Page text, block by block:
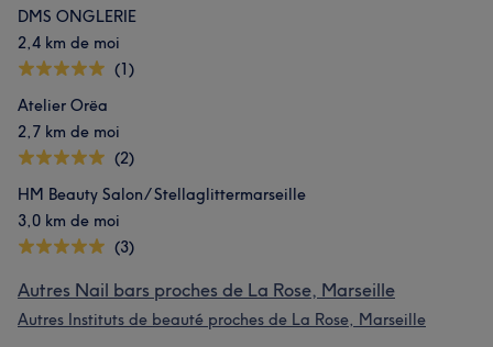
DMS ONGLERIE
2,4 km de moi
(1)
Atelier Orëa
2,7 km de moi
(2)
HM Beauty Salon/ Stellaglittermarseille
3,0 km de moi
(3)
Autres Nail bars proches de La Rose, Marseille
Autres Instituts de beauté proches de La Rose, Marseille